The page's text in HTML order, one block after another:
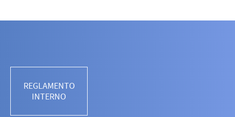
REGLAMENTO
INTERNO